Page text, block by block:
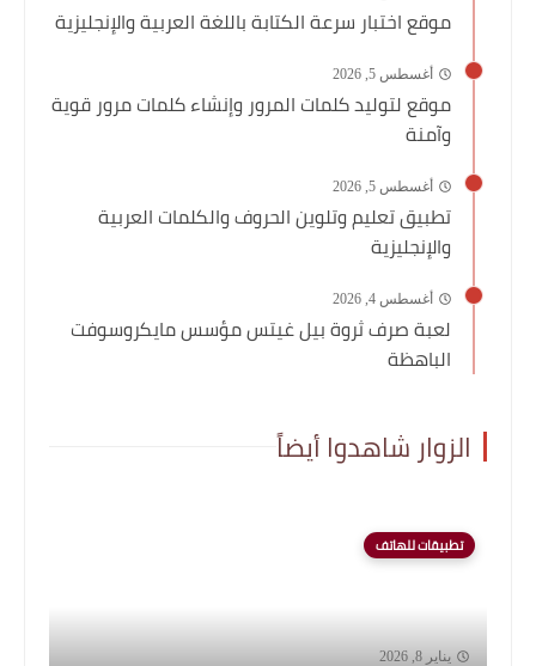
موقع اختبار سرعة الكتابة باللغة العربية والإنجليزية
أغسطس 5, 2026
موقع لتوليد كلمات المرور وإنشاء كلمات مرور قوية
وآمنة
أغسطس 5, 2026
تطبيق تعليم وتلوين الحروف والكلمات العربية
والإنجليزية
أغسطس 4, 2026
لعبة صرف ثروة بيل غيتس مؤسس مايكروسوفت
الباهظة
الزوار شاهدوا أيضاً
تطبيقات للهاتف
يناير 8, 2026